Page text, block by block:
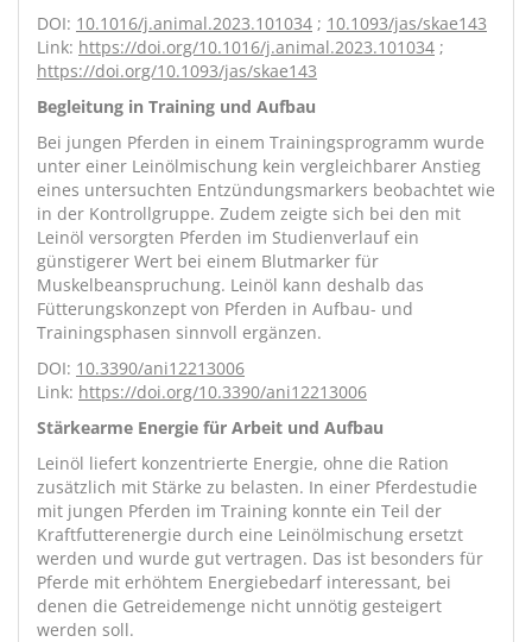
DOI: 10.1016/j.animal.2023.101034 ; 10.1093/jas/skae143
Link: https://doi.org/10.1016/j.animal.2023.101034 ;
https://doi.org/10.1093/jas/skae143
Begleitung in Training und Aufbau
Bei jungen Pferden in einem Trainingsprogramm wurde
unter einer Leinölmischung kein vergleichbarer Anstieg
eines untersuchten Entzündungsmarkers beobachtet wie
in der Kontrollgruppe. Zudem zeigte sich bei den mit
Leinöl versorgten Pferden im Studienverlauf ein
günstigerer Wert bei einem Blutmarker für
Muskelbeanspruchung. Leinöl kann deshalb das
Fütterungskonzept von Pferden in Aufbau- und
Trainingsphasen sinnvoll ergänzen.
DOI: 10.3390/ani12213006
Link: https://doi.org/10.3390/ani12213006
Stärkearme Energie für Arbeit und Aufbau
Leinöl liefert konzentrierte Energie, ohne die Ration
zusätzlich mit Stärke zu belasten. In einer Pferdestudie
mit jungen Pferden im Training konnte ein Teil der
Kraftfutterenergie durch eine Leinölmischung ersetzt
werden und wurde gut vertragen. Das ist besonders für
Pferde mit erhöhtem Energiebedarf interessant, bei
denen die Getreidemenge nicht unnötig gesteigert
werden soll.